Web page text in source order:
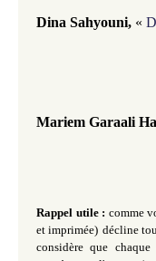
Dina Sahyouni, «
Mariem Garaali
Rappel utile : comme
et imprimée) décline
considère que